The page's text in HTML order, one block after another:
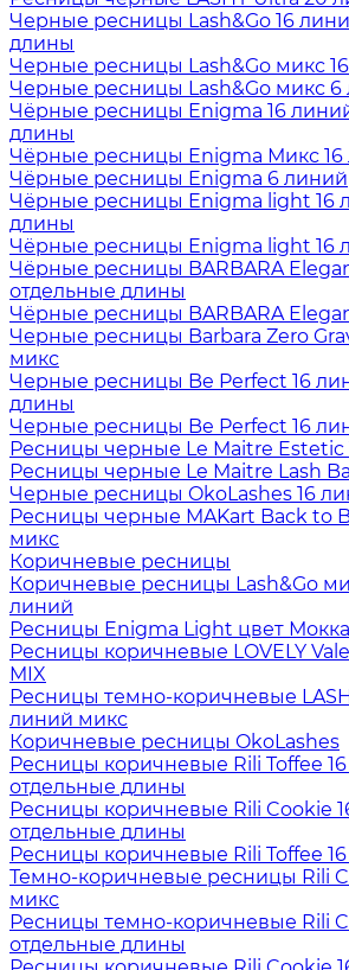
Черные ресницы Lash&Go 16
длины
Черные ресницы Lash&Go микс
Черные ресницы Lash&Go микс 6
Чёрные ресницы Enigma 16
длины
Чёрные ресницы Enigma Микс 16
Чёрные ресницы Enigma 6 линий
Чёрные ресницы Enigma light 16
длины
Чёрные ресницы Enigma light 16
Чёрные ресницы BARBARA
отдельные длины
Чёрные ресницы BARBARA
Черные ресницы Barbara Zero
микс
Черные ресницы Be Perfect 16
длины
Черные ресницы Be Perfect 16
Ресницы черные Le Maitre Estetic
Ресницы черные Le Maitre Lash
Черные ресницы OkoLashes 16
Ресницы черные MAKart Back to
микс
Коричневые ресницы
Коричневые ресницы Lash&Go
линий
Ресницы Enigma Light цвет
Ресницы коричневые LOVELY
MIX
Ресницы темно-коричневые
линий микс
Коричневые ресницы OkoLashes
Ресницы коричневые Rili Toffee
отдельные длины
Ресницы коричневые Rili Cookie
отдельные длины
Ресницы коричневые Rili Toffee
Темно-коричневые ресницы Rili
микс
Ресницы темно-коричневые Rili
отдельные длины